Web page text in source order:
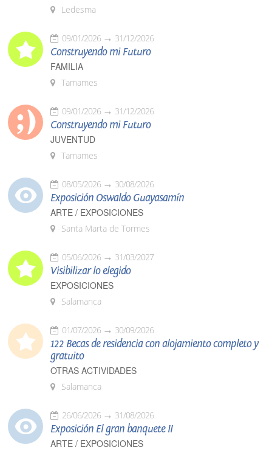
Ledesma
09/01/2026 31/12/2026
Construyendo mi Futuro
FAMILIA
Tamames
09/01/2026 31/12/2026
Construyendo mi Futuro
JUVENTUD
Tamames
08/05/2026 30/08/2026
Exposición Oswaldo Guayasamín
ARTE / EXPOSICIONES
Santa Marta de Tormes
05/06/2026 31/03/2027
Visibilizar lo elegido
EXPOSICIONES
Salamanca
01/07/2026 30/09/2026
122 Becas de residencia con alojamiento completo y
gratuito
OTRAS ACTIVIDADES
Salamanca
26/06/2026 31/08/2026
Exposición El gran banquete II
ARTE / EXPOSICIONES